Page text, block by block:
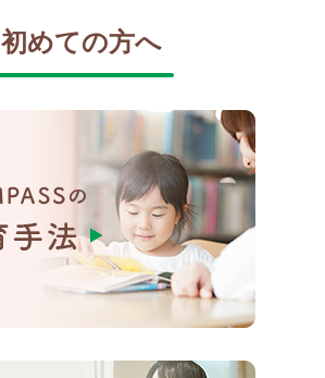
初めての方へ